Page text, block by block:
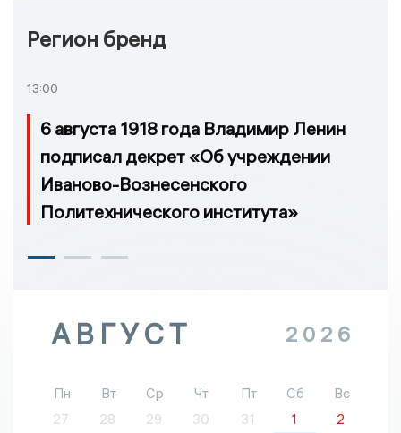
Регион бренд
13:00
6 августа 1918 года Владимир Ленин
подписал декрет «Об учреждении
Иваново-Вознесенского
Политехнического института»
АВГУСТ 2026
Пн Вт Ср Чт Пт Сб
Вс
27
28 29 30 31 1
2